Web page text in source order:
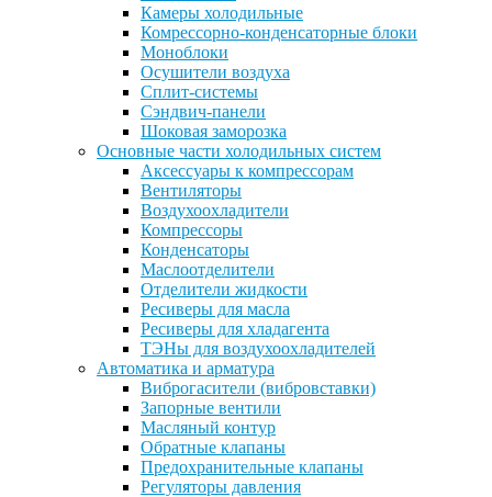
Камеры холодильные
Комрессорно-конденсаторные блоки
Моноблоки
Осушители воздуха
Сплит-системы
Сэндвич-панели
Шоковая заморозка
Основные части холодильных систем
Аксессуары к компрессорам
Вентиляторы
Воздухоохладители
Компрессоры
Конденсаторы
Маслоотделители
Отделители жидкости
Ресиверы для масла
Ресиверы для хладагента
ТЭНы для воздухоохладителей
Автоматика и арматура
Виброгасители (вибровставки)
Запорные вентили
Масляный контур
Обратные клапаны
Предохранительные клапаны
Регуляторы давления